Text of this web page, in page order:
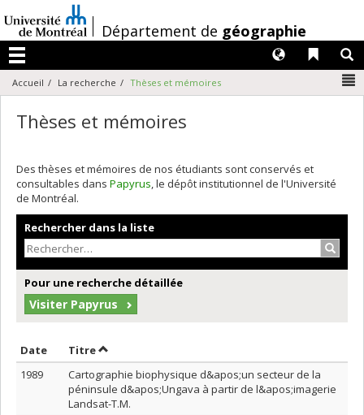
au
contenu
/Département de géographie
Menu
Liens
Langues
Accueil La recherche Thèses et mémoires
Thèses et mémoires
Des thèses et mémoires de nos étudiants sont conservés et
consultables dans Papyrus, le dépôt institutionnel de l'Université
de Montréal.
Rechercher dans la liste
Pour une recherche détaillée
Visiter Papyrus
Date Trier par date en ordre décroissant
TitreTrier par titre en ordre décroissant
1989
Cartographie biophysique d&apos;un secteur de la
péninsule d&apos;Ungava à partir de l&apos;imagerie
Landsat-T.M.